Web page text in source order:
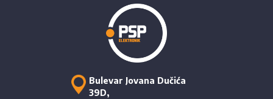
Bulevar Jovana Dučića
39D,